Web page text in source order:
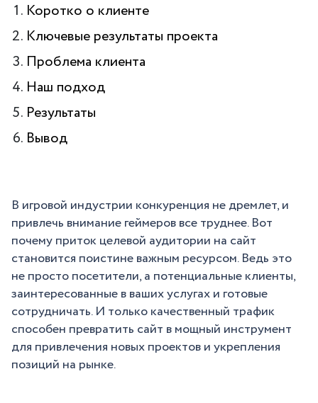
Коротко о клиенте
Ключевые результаты проекта
Проблема клиента
Наш подход
Результаты
Вывод
В игровой индустрии конкуренция не дремлет, и
привлечь внимание геймеров все труднее. Вот
почему приток целевой аудитории на сайт
становится поистине важным ресурсом. Ведь это
не просто посетители, а потенциальные клиенты,
заинтересованные в ваших услугах и готовые
сотрудничать. И только качественный трафик
способен превратить сайт в мощный инструмент
для привлечения новых проектов и укрепления
позиций на рынке.